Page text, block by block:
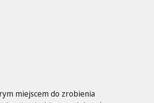
miejscem do zrobienia